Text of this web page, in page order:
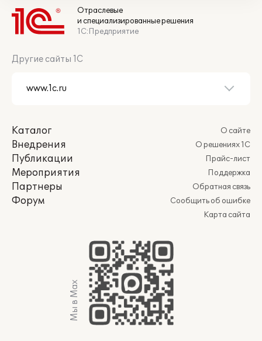
Отраслевые
и специализированные решения
1С:Предприятие
Другие сайты 1С
Каталог
Внедрения
Публикации
Мероприятия
Партнеры
Форум
О сайте
О решениях 1С
Прайс-лист
Поддержка
Обратная связь
Сообщить об ошибке
Карта сайта
Мы в Max